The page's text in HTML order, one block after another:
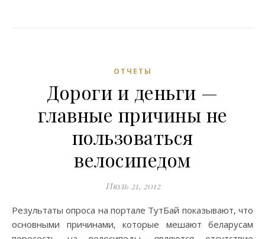
ОТЧЕТЫ
Дороги и деньги —
главные причины не
пользоваться
велосипедом
Июль 21, 2012
Результаты опроса на портале ТутБай показывают, что
основными причинами, которые мешают беларусам